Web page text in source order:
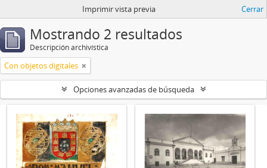
Imprimir vista previa Cerrar
Mostrando 2 resultados
Descripción archivística
Con objetos digitales
Opciones avanzadas de búsqueda